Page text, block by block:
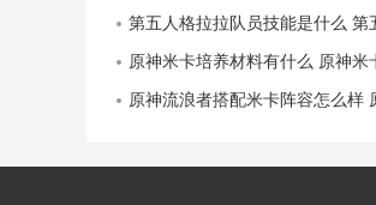
第五人格拉拉队员技能是什么 第
原神米卡培养材料有什么 原神米
原神流浪者搭配米卡阵容怎么样 原神